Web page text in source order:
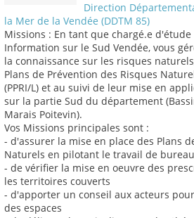
Direction
la Mer de la Vendée (DDTM 85)
Missions : En tant que chargé.e
Information sur le Sud Vendée, vous
la connaissance sur les risques
Plans de Prévention des Risques
(PPRI/L) et au suivi de leur mise en
sur la partie Sud du département
Marais Poitevin).
Vos Missions principales sont :
- d'assurer la mise en place des Plans
Naturels en pilotant le travail de
- de vérifier la mise en oeuvre des
les territoires couverts
- d'apporter un conseil aux acteurs
des espaces